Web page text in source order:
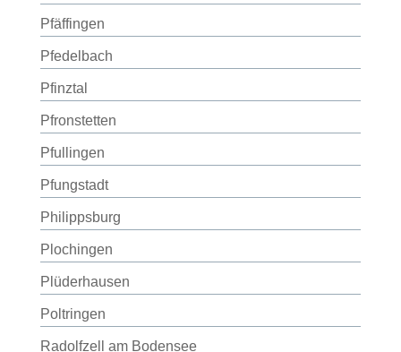
Pfäffingen
Pfedelbach
Pfinztal
Pfronstetten
Pfullingen
Pfungstadt
Philippsburg
Plochingen
Plüderhausen
Poltringen
Radolfzell am Bodensee